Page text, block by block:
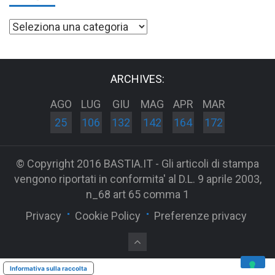
Categorie
ARCHIVES:
AGO
25
LUG
106
GIU
132
MAG
142
APR
164
MAR
172
© Copyright 2016 BASTIA.IT - Gli articoli di stampa
vengono riportati in conformita' al D.L. 9 aprile 2003,
n_68 art 65 comma 1
Privacy
Cookie Policy Preferenze privacy
Informativa sulla raccolta